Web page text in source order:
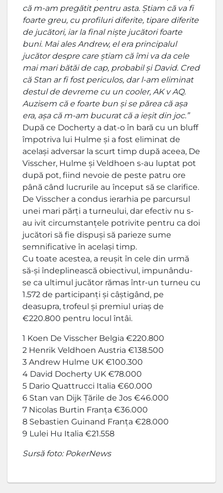
că m-am pregătit pentru asta. Știam că va fi
foarte greu, cu profiluri diferite, tipare diferite
de jucători, iar la final niște jucători foarte
buni. Mai ales Andrew, el era principalul
jucător despre care știam că îmi va da cele
mai mari bătăi de cap, probabil și David. Cred
că Stan ar fi fost periculos, dar l-am eliminat
destul de devreme cu un cooler, AK v AQ.
Auzisem că e foarte bun și se părea că așa
era, așa că m-am bucurat că a ieșit din joc.”
După ce Docherty a dat-o în bară cu un bluff
împotriva lui Hulme și a fost eliminat de
același adversar la scurt timp după aceea, De
Visscher, Hulme și Veldhoen s-au luptat pot
după pot, fiind nevoie de peste patru ore
până când lucrurile au început să se clarifice.
De Visscher a condus ierarhia pe parcursul
unei mari părți a turneului, dar efectiv nu s-
au ivit circumstanțele potrivite pentru ca doi
jucători să fie dispuși să parieze sume
semnificative în același timp.
Cu toate acestea, a reușit în cele din urmă
să-și îndeplinească obiectivul, impunându-
se ca ultimul jucător rămas într-un turneu cu
1.572 de participanți și câștigând, pe
deasupra, trofeul și premiul uriaș de
€220.800 pentru locul întâi.
1 Koen De Visscher Belgia €220.800
2 Henrik Veldhoen Austria €138.500
3 Andrew Hulme UK €100.300
4 David Docherty UK €78.000
5 Dario Quattrucci Italia €60.000
6 Stan van Dijk Țările de Jos €46.000
7 Nicolas Burtin Franța €36.000
8 Sebastien Guinand Franța €28.000
9 Lulei Hu Italia €21.558
Sursă foto: PokerNews